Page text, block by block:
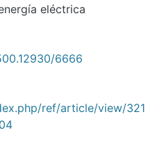
eléctrica
6666
ref/article/view/321